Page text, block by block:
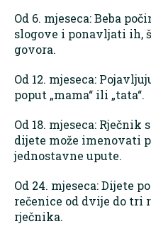
Od 6. mjeseca: Beba
slogove i ponavljati ih,
govora.
Od 12. mjeseca:
poput „mama“ ili „tata“.
Od 18. mjeseca:
dijete može imenovati
jednostavne upute.
Od 24. mjeseca: Dijete
rečenice od dvije do tri
rječnika.